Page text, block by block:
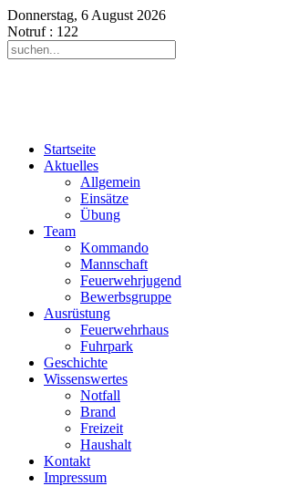
Donnerstag, 6 August 2026
Notruf: 122
Startseite
Aktuelles
Allgemein
Einsätze
Übung
Team
Kommando
Mannschaft
Feuerwehrjugend
Bewerbsgruppe
Ausrüstung
Feuerwehrhaus
Fuhrpark
Geschichte
Wissenswertes
Notfall
Brand
Freizeit
Haushalt
Kontakt
Impressum